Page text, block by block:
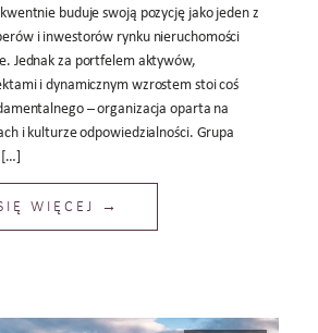
buduje swoją pozycję jako jeden z
i inwestorów rynku nieruchomości
Jednak za portfelem aktywów,
i dynamicznym wzrostem stoi coś
– organizacja oparta na
i kulturze odpowiedzialności. Grupa
[…]
WIĘCEJ →